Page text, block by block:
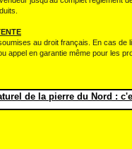
au droit français. En cas
appel en garantie même pour les
de la pierre du Nord :